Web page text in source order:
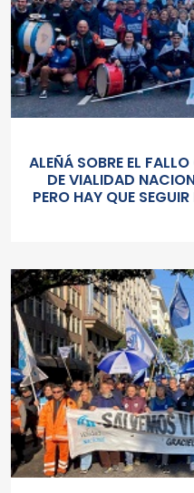
ALEÑÁ SOBRE EL
DE VIALIDAD
PERO HAY QUE